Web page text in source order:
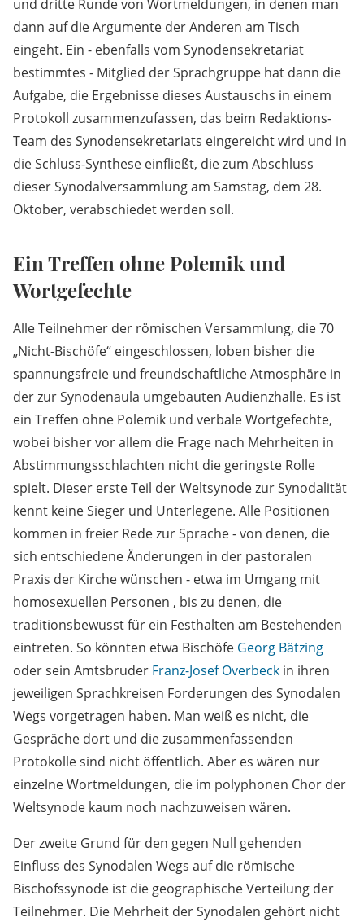
und dritte Runde von Wortmeldungen, in denen man
dann auf die Argumente der Anderen am Tisch
eingeht. Ein - ebenfalls vom Synodensekretariat
bestimmtes - Mitglied der Sprachgruppe hat dann die
Aufgabe, die Ergebnisse dieses Austauschs in einem
Protokoll zusammenzufassen, das beim Redaktions-
Team des Synodensekretariats eingereicht wird und in
die Schluss-Synthese einfließt, die zum Abschluss
dieser Synodalversammlung am Samstag, dem 28.
Oktober, verabschiedet werden soll.
Ein Treffen ohne Polemik und
Wortgefechte
Alle Teilnehmer der römischen Versammlung, die 70
„Nicht-Bischöfe“ eingeschlossen, loben bisher die
spannungsfreie und freundschaftliche Atmosphäre in
der zur Synodenaula umgebauten Audienzhalle. Es ist
ein Treffen ohne Polemik und verbale Wortgefechte,
wobei bisher vor allem die Frage nach Mehrheiten in
Abstimmungsschlachten nicht die geringste Rolle
spielt. Dieser erste Teil der Weltsynode zur Synodalität
kennt keine Sieger und Unterlegene. Alle Positionen
kommen in freier Rede zur Sprache-von denen, die
sich entschiedene Änderungen in der pastoralen
Praxis der Kirche wünschen - etwa im Umgang mit
homosexuellen Personen , bis zu denen, die
traditionsbewusst für ein Festhalten am Bestehenden
eintreten. So könnten etwa Bischöfe Georg Bätzing
oder sein Amtsbruder Franz-Josef Overbeck in ihren
jeweiligen Sprachkreisen Forderungen des Synodalen
Wegs vorgetragen haben. Man weiß es nicht, die
Gespräche dort und die zusammenfassenden
Protokolle sind nicht öffentlich. Aber es wären nur
einzelne Wortmeldungen, die im polyphonen Chor der
Weltsynode kaum noch nachzuweisen wären.
Der zweite Grund für den gegen Null gehenden
Einfluss des Synodalen Wegs auf die römische
Bischofssynode ist die geographische Verteilung der
Teilnehmer. Die Mehrheit der Synodalen gehört nicht